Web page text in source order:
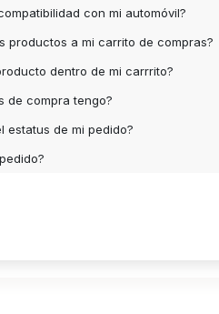
con mi automóvil?
productos a mi carrito de compras?
dentro de mi carrrito?
de compra tengo?
estatus de mi pedido?